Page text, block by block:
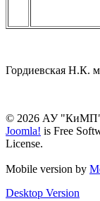
Гордиевская Н.К.
© 2026 АУ
Joomla! is Free
License.
Mobile version by
Desktop Version